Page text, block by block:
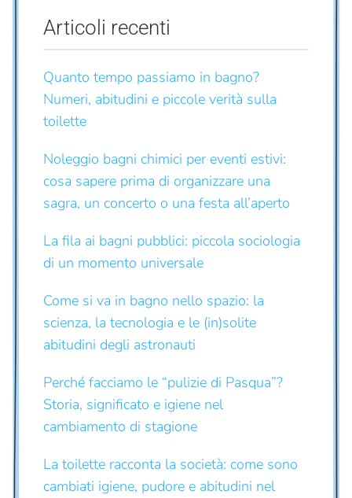
Articoli recenti
Quanto tempo passiamo in bagno?
Numeri, abitudini e piccole verità sulla
toilette
Noleggio bagni chimici per eventi estivi:
cosa sapere prima di organizzare una
sagra, un concerto o una festa all’aperto
La fila ai bagni pubblici: piccola sociologia
di un momento universale
Come si va in bagno nello spazio: la
scienza, la tecnologia e le (in)solite
abitudini degli astronauti
Perché facciamo le “pulizie di Pasqua”?
Storia, significato e igiene nel
cambiamento di stagione
La toilette racconta la società: come sono
cambiati igiene, pudore e abitudini nel